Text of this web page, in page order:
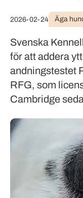
2026-02-24 Äga
Svenska
för att addera
andningstestet
RFG, som
Cambridge